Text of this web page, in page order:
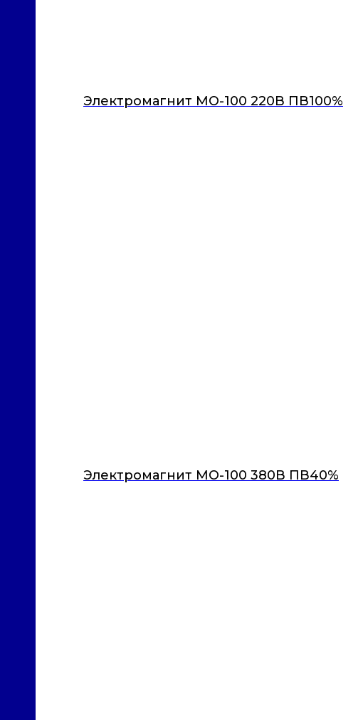
Электромагнит МО-100 220В ПВ100%
Электромагнит МО-100 380В ПВ40%